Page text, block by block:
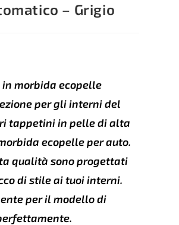
– Grigio
morbida ecopelle
per gli interni del
tappetini in pelle di alta
ecopelle per auto.
qualità sono progettati
di stile ai tuoi interni.
per il modello di